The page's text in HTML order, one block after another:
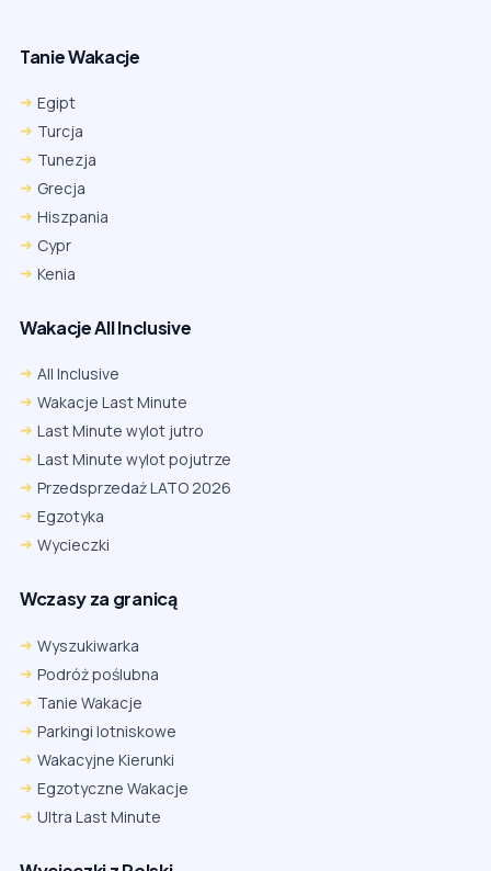
Tanie Wakacje
Egipt
Turcja
Tunezja
Grecja
Hiszpania
Cypr
Kenia
Wakacje All Inclusive
All Inclusive
Wakacje Last Minute
Last Minute wylot jutro
Last Minute wylot pojutrze
Przedsprzedaż LATO 2026
Egzotyka
Wycieczki
Wczasy za granicą
Wyszukiwarka
Podróż poślubna
Tanie Wakacje
Parkingi lotniskowe
Wakacyjne Kierunki
Egzotyczne Wakacje
Ultra Last Minute